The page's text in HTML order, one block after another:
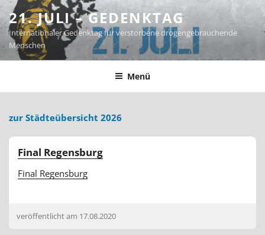
Zum
Inhalt
springen
21. JULI – GEDENKTAG
Internationaler Gedenktag für verstorbene drogengebrauchende
Menschen
Menü
zur Städteübersicht 2026
Final Regensburg
Final Regensburg
veröffentlicht am 17.08.2020